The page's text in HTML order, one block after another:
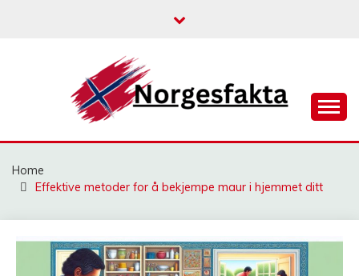
NORGESFAKTA
Home
Effektive metoder for å bekjempe maur i hjemmet ditt